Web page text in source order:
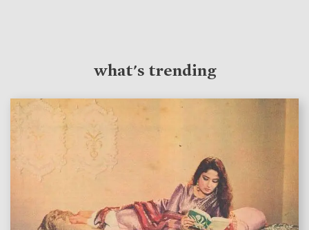
what's trending